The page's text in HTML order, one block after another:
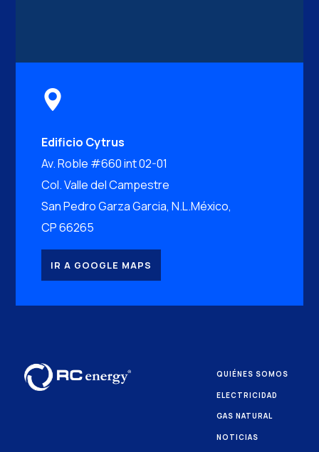
Edificio Cytrus
Av. Roble #660 int 02-01
Col. Valle del Campestre
San Pedro Garza Garcia, N.L.México,
CP 66265
IR A GOOGLE MAPS
QUIÉNES SOMOS
ELECTRICIDAD
GAS NATURAL
NOTICIAS